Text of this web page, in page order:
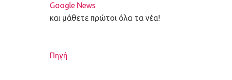
Google News
και μάθετε πρώτοι όλα τα νέα!
Πηγή